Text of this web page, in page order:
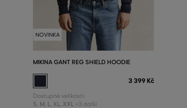
NOVINKA
MIKINA GANT REG SHIELD HOODIE
3 399 Kč
Dostupné velikosti:
S, M, L, XL, XXL +3 další